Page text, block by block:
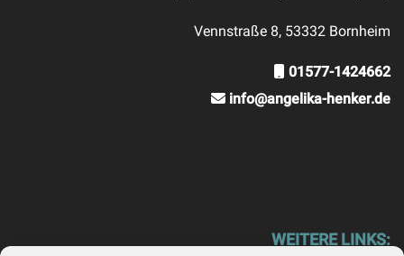
Vennstraße 8, 53332 Bornheim
01577-1424662
info@angelika-henker.de
WEITERE LINKS: